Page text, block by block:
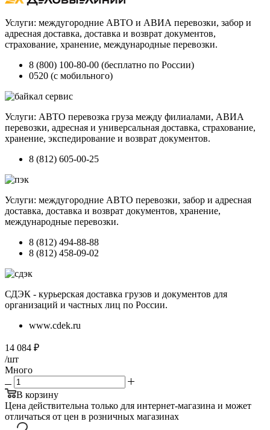
Услуги: междугородние АВТО и АВИА перевозки, забор и
адресная доставка, доставка и возврат документов,
страхование, хранение, международные перевозки.
8 (800) 100-80-00 (бесплатно по России)
0520 (с мобильного)
Услуги: АВТО перевозка груза между филиалами, АВИА
перевозки, адресная и универсальная доставка, страхование,
хранение, экспедирование и возврат документов.
8 (812) 605-00-25
Услуги: междугородние АВТО перевозки, забор и адресная
доставка, доставка и возврат документов, хранение,
международные перевозки.
8 (812) 494-88-88
8 (812) 458-09-02
СДЭК - курьерская доставка грузов и документов для
организаций и частных лиц по России.
www.cdek.ru
14 084 ₽
/шт
Много
В корзину
Цена действительна только для интернет-магазина и может
отличаться от цен в розничных магазинах